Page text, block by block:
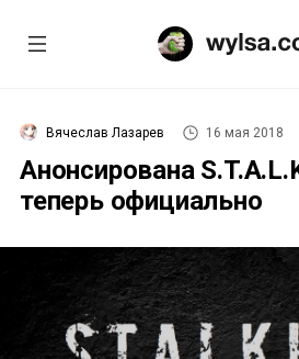
Вячеслав Лазарев 16 мая 2018
Анонсирована
теперь официально